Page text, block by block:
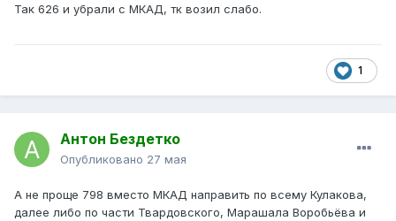
Так 626 и убрали с МКАД, тк возил слабо.
1
Антон Бездетко
Опубликовано 27 мая
А не проще 798 вместо МКАД направить по всему Кулакова,
далее либо по части Твардовского, Марашала Воробьёва и